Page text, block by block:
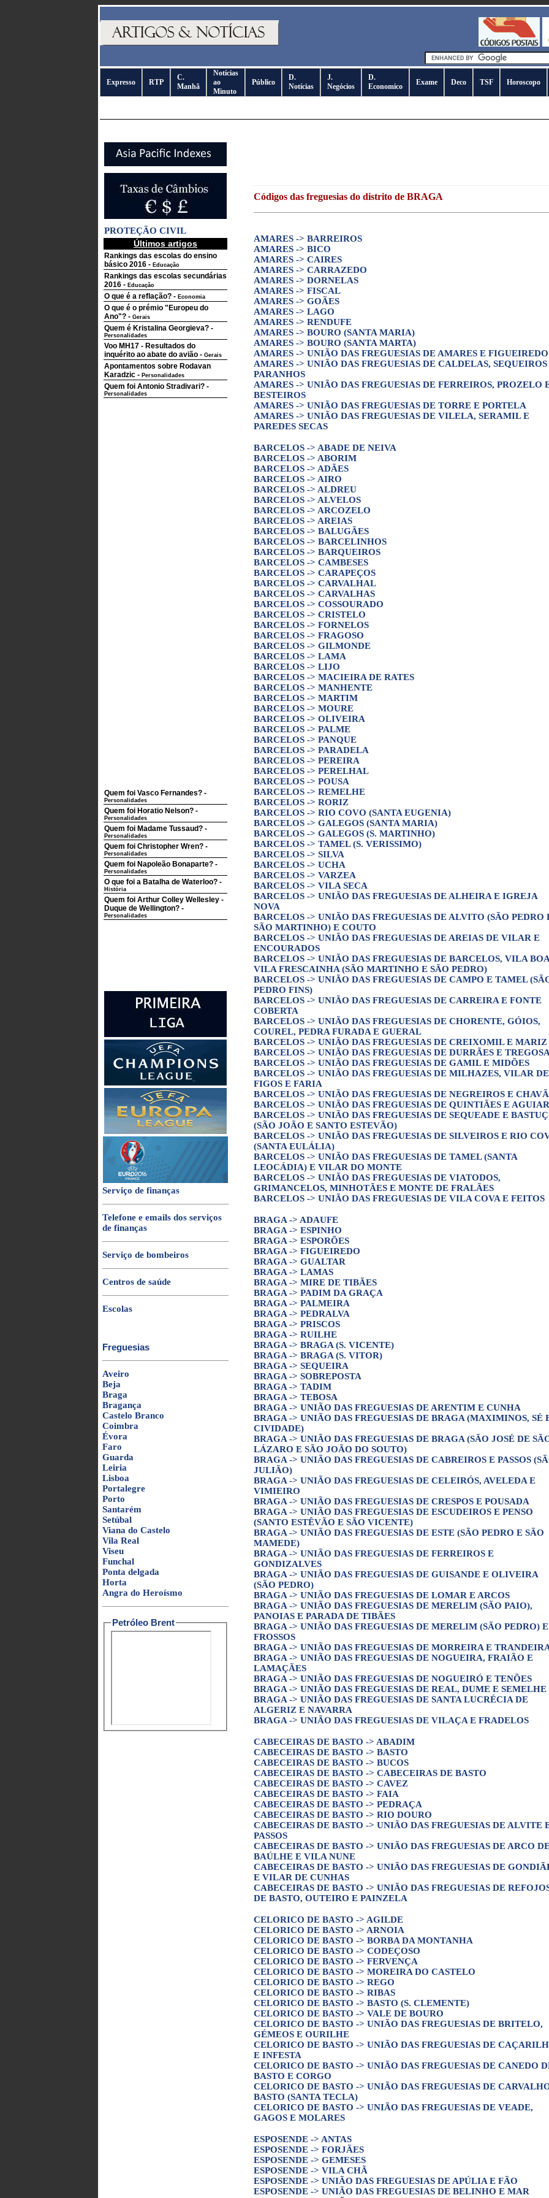
Expresso RTP
C.
Manhã
Notícias
ao
Minuto
Público
D.
Notícias
J.
Negócios
D.
Economico
Exame Deco TSF Horoscopo
PROTEÇÃO CIVIL
Últimos artigos
Rankings das escolas do ensino
básico 2016 - Educação
Rankings das escolas secundárias
2016 - Educação
O que é a reflação? - Economia
O que é o prémio "Europeu do
Ano"? - Gerais
Quem é Kristalina Georgieva? -
Personalidades
Voo MH17 - Resultados do
inquérito ao abate do avião - Gerais
Apontamentos sobre Rodavan
Karadzic - Personalidades
Quem foi Antonio Stradivari? -
Personalidades
Quem foi Vasco Fernandes? -
Personalidades
Quem foi Horatio Nelson? -
Personalidades
Quem foi Madame Tussaud? -
Personalidades
Quem foi Christopher Wren? -
Personalidades
Quem foi Napoleão Bonaparte? -
Personalidades
O que foi a Batalha de Waterloo? -
História
Quem foi Arthur Colley Wellesley -
Duque de Wellington? -
Personalidades
Serviço de finanças
Telefone e emails dos serviços
de finanças
Serviço de bombeiros
Centros de saúde
Escolas
Freguesias
Aveiro
Beja
Braga
Bragança
Castelo Branco
Coimbra
Évora
Faro
Guarda
Leiria
Lisboa
Portalegre
Porto
Santarém
Setúbal
Viana do Castelo
Vila Real
Viseu
Funchal
Ponta delgada
Horta
Angra do Heroísmo
Petróleo Brent
Códigos das freguesias do distrito de BRAGA
AMARES -> BARREIROS
AMARES -> BICO
AMARES -> CAIRES
AMARES -> CARRAZEDO
AMARES -> DORNELAS
AMARES -> FISCAL
AMARES -> GOÃES
AMARES -> LAGO
AMARES -> RENDUFE
AMARES -> BOURO (SANTA MARIA)
AMARES -> BOURO (SANTA MARTA)
AMARES -> UNIÃO DAS FREGUESIAS DE AMARES E FIGUEIREDO
AMARES -> UNIÃO DAS FREGUESIAS DE CALDELAS, SEQUEIROS
PARANHOS
AMARES -> UNIÃO DAS FREGUESIAS DE FERREIROS, PROZELO
BESTEIROS
AMARES -> UNIÃO DAS FREGUESIAS DE TORRE E PORTELA
AMARES -> UNIÃO DAS FREGUESIAS DE VILELA, SERAMIL E
PAREDES SECAS
BARCELOS -> ABADE DE NEIVA
BARCELOS -> ABORIM
BARCELOS -> ADÃES
BARCELOS -> AIRO
BARCELOS -> ALDREU
BARCELOS -> ALVELOS
BARCELOS -> ARCOZELO
BARCELOS -> AREIAS
BARCELOS -> BALUGÃES
BARCELOS -> BARCELINHOS
BARCELOS -> BARQUEIROS
BARCELOS -> CAMBESES
BARCELOS -> CARAPEÇOS
BARCELOS -> CARVALHAL
BARCELOS -> CARVALHAS
BARCELOS -> COSSOURADO
BARCELOS -> CRISTELO
BARCELOS -> FORNELOS
BARCELOS -> FRAGOSO
BARCELOS -> GILMONDE
BARCELOS -> LAMA
BARCELOS -> LIJO
BARCELOS -> MACIEIRA DE RATES
BARCELOS -> MANHENTE
BARCELOS -> MARTIM
BARCELOS -> MOURE
BARCELOS -> OLIVEIRA
BARCELOS -> PALME
BARCELOS -> PANQUE
BARCELOS -> PARADELA
BARCELOS -> PEREIRA
BARCELOS -> PERELHAL
BARCELOS -> POUSA
BARCELOS -> REMELHE
BARCELOS -> RORIZ
BARCELOS -> RIO COVO (SANTA EUGENIA)
BARCELOS -> GALEGOS (SANTA MARIA)
BARCELOS -> GALEGOS (S. MARTINHO)
BARCELOS -> TAMEL (S. VERISSIMO)
BARCELOS -> SILVA
BARCELOS -> UCHA
BARCELOS -> VARZEA
BARCELOS -> VILA SECA
BARCELOS -> UNIÃO DAS FREGUESIAS DE ALHEIRA E IGREJA
NOVA
BARCELOS -> UNIÃO DAS FREGUESIAS DE ALVITO (SÃO PEDRO
SÃO MARTINHO) E COUTO
BARCELOS -> UNIÃO DAS FREGUESIAS DE AREIAS DE VILAR E
ENCOURADOS
BARCELOS -> UNIÃO DAS FREGUESIAS DE BARCELOS, VILA
VILA FRESCAINHA (SÃO MARTINHO E SÃO PEDRO)
BARCELOS -> UNIÃO DAS FREGUESIAS DE CAMPO E TAMEL
PEDRO FINS)
BARCELOS -> UNIÃO DAS FREGUESIAS DE CARREIRA E FONTE
COBERTA
BARCELOS -> UNIÃO DAS FREGUESIAS DE CHORENTE, GÓIOS,
COUREL, PEDRA FURADA E GUERAL
BARCELOS -> UNIÃO DAS FREGUESIAS DE CREIXOMIL E MARIZ
BARCELOS -> UNIÃO DAS FREGUESIAS DE DURRÃES E TREGOSA
BARCELOS -> UNIÃO DAS FREGUESIAS DE GAMIL E MIDÕES
BARCELOS -> UNIÃO DAS FREGUESIAS DE MILHAZES, VILAR DE
FIGOS E FARIA
BARCELOS -> UNIÃO DAS FREGUESIAS DE NEGREIROS E
BARCELOS -> UNIÃO DAS FREGUESIAS DE QUINTIÃES E AGUIAR
BARCELOS -> UNIÃO DAS FREGUESIAS DE SEQUEADE E
(SÃO JOÃO E SANTO ESTEVÃO)
BARCELOS -> UNIÃO DAS FREGUESIAS DE SILVEIROS E RIO
(SANTA EULÁLIA)
BARCELOS -> UNIÃO DAS FREGUESIAS DE TAMEL (SANTA
LEOCÁDIA) E VILAR DO MONTE
BARCELOS -> UNIÃO DAS FREGUESIAS DE VIATODOS,
GRIMANCELOS, MINHOTÃES E MONTE DE FRALÃES
BARCELOS -> UNIÃO DAS FREGUESIAS DE VILA COVA E FEITOS
BRAGA -> ADAUFE
BRAGA -> ESPINHO
BRAGA -> ESPORÕES
BRAGA -> FIGUEIREDO
BRAGA -> GUALTAR
BRAGA -> LAMAS
BRAGA -> MIRE DE TIBÃES
BRAGA -> PADIM DA GRAÇA
BRAGA -> PALMEIRA
BRAGA -> PEDRALVA
BRAGA -> PRISCOS
BRAGA -> RUILHE
BRAGA -> BRAGA (S. VICENTE)
BRAGA -> BRAGA (S. VITOR)
BRAGA -> SEQUEIRA
BRAGA -> SOBREPOSTA
BRAGA -> TADIM
BRAGA -> TEBOSA
BRAGA -> UNIÃO DAS FREGUESIAS DE ARENTIM E CUNHA
BRAGA -> UNIÃO DAS FREGUESIAS DE BRAGA (MAXIMINOS, SÉ
CIVIDADE)
BRAGA -> UNIÃO DAS FREGUESIAS DE BRAGA (SÃO JOSÉ DE
LÁZARO E SÃO JOÃO DO SOUTO)
BRAGA -> UNIÃO DAS FREGUESIAS DE CABREIROS E PASSOS
JULIÃO)
BRAGA -> UNIÃO DAS FREGUESIAS DE CELEIRÓS, AVELEDA E
VIMIEIRO
BRAGA -> UNIÃO DAS FREGUESIAS DE CRESPOS E POUSADA
BRAGA -> UNIÃO DAS FREGUESIAS DE ESCUDEIROS E PENSO
(SANTO ESTÊVÃO E SÃO VICENTE)
BRAGA -> UNIÃO DAS FREGUESIAS DE ESTE (SÃO PEDRO E SÃO
MAMEDE)
BRAGA -> UNIÃO DAS FREGUESIAS DE FERREIROS E
GONDIZALVES
BRAGA -> UNIÃO DAS FREGUESIAS DE GUISANDE E OLIVEIRA
(SÃO PEDRO)
BRAGA -> UNIÃO DAS FREGUESIAS DE LOMAR E ARCOS
BRAGA -> UNIÃO DAS FREGUESIAS DE MERELIM (SÃO PAIO),
PANOIAS E PARADA DE TIBÃES
BRAGA -> UNIÃO DAS FREGUESIAS DE MERELIM (SÃO PEDRO) E
FROSSOS
BRAGA -> UNIÃO DAS FREGUESIAS DE MORREIRA E
BRAGA -> UNIÃO DAS FREGUESIAS DE NOGUEIRA, FRAIÃO E
LAMAÇÃES
BRAGA -> UNIÃO DAS FREGUESIAS DE NOGUEIRÓ E TENÕES
BRAGA -> UNIÃO DAS FREGUESIAS DE REAL, DUME E SEMELHE
BRAGA -> UNIÃO DAS FREGUESIAS DE SANTA LUCRÉCIA DE
ALGERIZ E NAVARRA
BRAGA -> UNIÃO DAS FREGUESIAS DE VILAÇA E FRADELOS
CABECEIRAS DE BASTO -> ABADIM
CABECEIRAS DE BASTO -> BASTO
CABECEIRAS DE BASTO -> BUCOS
CABECEIRAS DE BASTO -> CABECEIRAS DE BASTO
CABECEIRAS DE BASTO -> CAVEZ
CABECEIRAS DE BASTO -> FAIA
CABECEIRAS DE BASTO -> PEDRAÇA
CABECEIRAS DE BASTO -> RIO DOURO
CABECEIRAS DE BASTO -> UNIÃO DAS FREGUESIAS DE ALVITE
PASSOS
CABECEIRAS DE BASTO -> UNIÃO DAS FREGUESIAS DE ARCO
BAÚLHE E VILA NUNE
CABECEIRAS DE BASTO -> UNIÃO DAS FREGUESIAS DE
E VILAR DE CUNHAS
CABECEIRAS DE BASTO -> UNIÃO DAS FREGUESIAS DE
DE BASTO, OUTEIRO E PAINZELA
CELORICO DE BASTO -> AGILDE
CELORICO DE BASTO -> ARNOIA
CELORICO DE BASTO -> BORBA DA MONTANHA
CELORICO DE BASTO -> CODEÇOSO
CELORICO DE BASTO -> FERVENÇA
CELORICO DE BASTO -> MOREIRA DO CASTELO
CELORICO DE BASTO -> REGO
CELORICO DE BASTO -> RIBAS
CELORICO DE BASTO -> BASTO (S. CLEMENTE)
CELORICO DE BASTO -> VALE DE BOURO
CELORICO DE BASTO -> UNIÃO DAS FREGUESIAS DE BRITELO,
GÉMEOS E OURILHE
CELORICO DE BASTO -> UNIÃO DAS FREGUESIAS DE
E INFESTA
CELORICO DE BASTO -> UNIÃO DAS FREGUESIAS DE CANEDO
BASTO E CORGO
CELORICO DE BASTO -> UNIÃO DAS FREGUESIAS DE
BASTO (SANTA TECLA)
CELORICO DE BASTO -> UNIÃO DAS FREGUESIAS DE VEADE,
GAGOS E MOLARES
ESPOSENDE -> ANTAS
ESPOSENDE -> FORJÃES
ESPOSENDE -> GEMESES
ESPOSENDE -> VILA CHÃ
ESPOSENDE -> UNIÃO DAS FREGUESIAS DE APÚLIA E FÃO
ESPOSENDE -> UNIÃO DAS FREGUESIAS DE BELINHO E MAR